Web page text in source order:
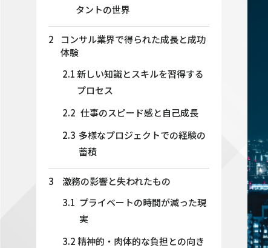
タントの世界
2
コンサル業界で得られた成長と成功
体験
2.1新しい知識とスキルを習得する
プロセス
2.2 仕事のスピード感と自己成長
2.3 多様なプロジェクトでの経験の
蓄積
3
激務の影響と失われたもの
3.1 プライベートの時間が減った現
実
3.2精神的・肉体的な負担との向き